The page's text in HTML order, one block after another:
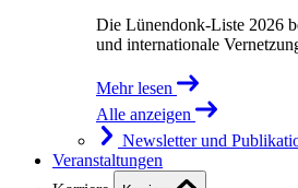
Die Lünendonk-Liste 2026
und internationale
Mehr lesen
Alle anzeigen
Newsletter und
Veranstaltungen